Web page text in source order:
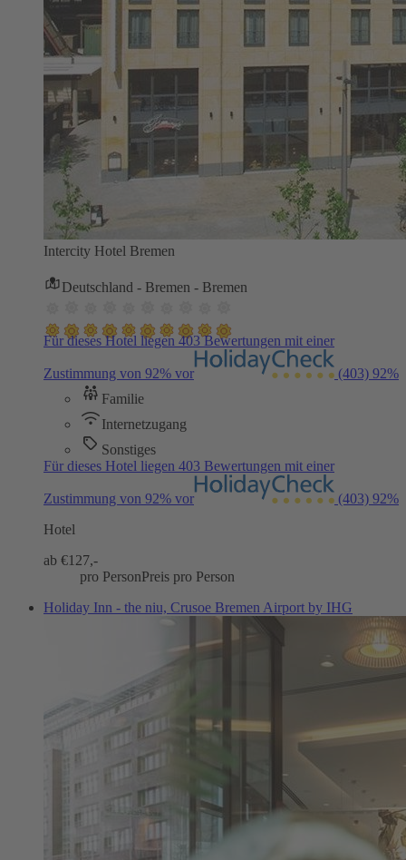
Intercity Hotel Bremen
Deutschland - Bremen - Bremen
Für dieses Hotel liegen 403 Bewertungen mit einer
Zustimmung von 92% vor (403) 92%
Familie
Internetzugang
Sonstiges
Für dieses Hotel liegen 403 Bewertungen mit einer
Zustimmung von 92% vor (403) 92%
Hotel
ab €127,-
pro PersonPreis pro Person
Holiday Inn - the niu, Crusoe Bremen Airport by IHG